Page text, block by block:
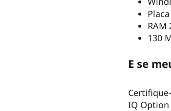
RAM
130
E se
IQ